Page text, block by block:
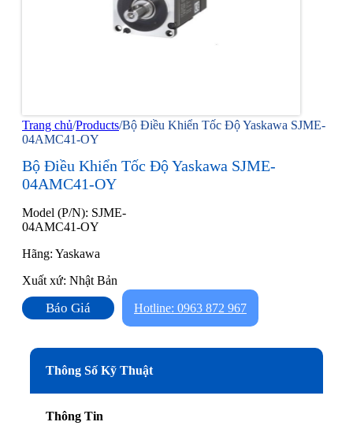
Trang chủ/Products/Bộ Điều Khiển Tốc Độ Yaskawa SJME-
04AMC41-OY
Bộ Điều Khiển Tốc Độ Yaskawa SJME-
04AMC41-OY
Model (P/N): SJME-
04AMC41-OY
Hãng: Yaskawa
Xuất xứ: Nhật Bản
Báo Giá Hotline: 0963 872 967
Thông Số Kỹ Thuật
Thông Tin